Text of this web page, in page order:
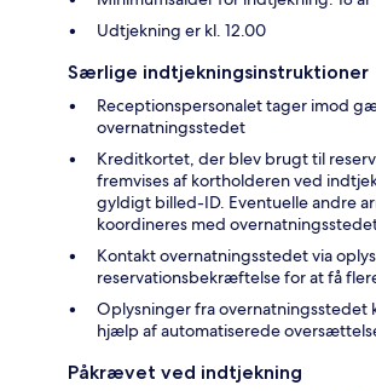
Udtjekning er kl. 12.00
Særlige indtjekningsinstruktioner
Receptionspersonalet tager imod
overnatningsstedet
Kreditkortet, der blev brugt til
fremvises af kortholderen ved
gyldigt billed-ID. Eventuelle andre
koordineres med
Kontakt overnatningsstedet via
reservationsbekræftelse for at få
Oplysninger fra overnatningsstedet
hjælp af automatiserede
Påkrævet ved indtjekning